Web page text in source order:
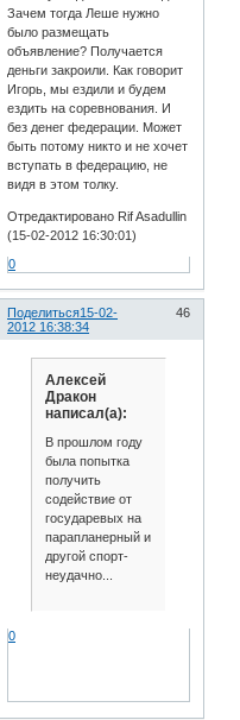
Зачем тогда Леше нужно
было размещать
объявление? Получается
деньги закроили. Как говорит
Игорь, мы ездили и будем
ездить на соревнования. И
без денег федерации. Может
быть потому никто и не хочет
вступать в федерацию, не
видя в этом толку.
Отредактировано Rif Asadullin
(15-02-2012 16:30:01)
0
Поделиться 46
15-02-
2012 16:38:34
Алексей
Дракон
написал(а):
В прошлом году
была попытка
получить
содействие от
государевых на
парапланерный и
другой спорт-
неудачно...
0